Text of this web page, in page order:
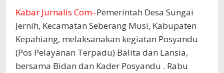
Kabar Jurnalis Com–Pemerintah Desa Sungai
Jernih, Kecamatan Seberang Musi, Kabupaten
Kepahiang, melaksanakan kegiatan Posyandu
(Pos Pelayanan Terpadu) Balita dan Lansia,
bersama Bidan dan Kader Posyandu . Rabu